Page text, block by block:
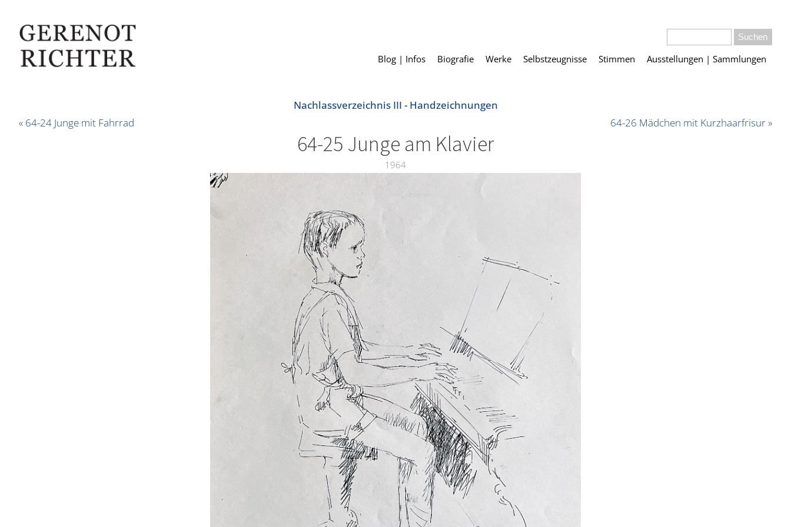
Blog | Infos Biografie Werke Selbstzeugnisse Stimmen Ausstellungen | Sammlungen
Nachlassverzeichnis III - Handzeichnungen
« 64-24 Junge mit Fahrrad 64-26 Mädchen mit Kurzhaarfrisur»
64-25 Junge am Klavier
1964